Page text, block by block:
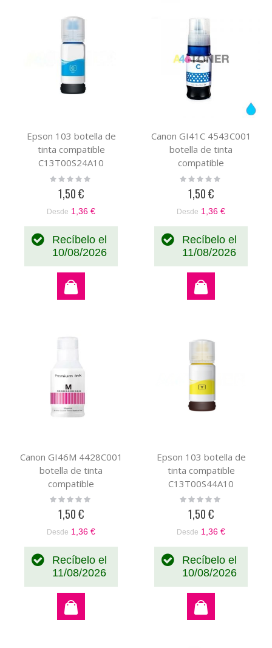
Epson 103 botella de
tinta compatible
C13T00S24A10
Rating:
1,50 €
Desde 1,36 €
Recíbelo el
10/08/2026
Canon GI41C 4543C001
botella de tinta
compatible
Rating:
1,50 €
Desde 1,36 €
Recíbelo el
11/08/2026
Canon GI46M 4428C001
botella de tinta
compatible
Rating:
1,50 €
Desde 1,36 €
Recíbelo el
11/08/2026
Epson 103 botella de
tinta compatible
C13T00S44A10
Rating:
1,50 €
Desde 1,36 €
Recíbelo el
10/08/2026